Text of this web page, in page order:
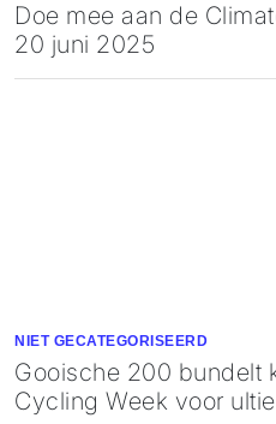
Doe mee aan de
20 juni 2025
NIET GECATEGORISEERD
Gooische 200 bundelt
Cycling Week voor